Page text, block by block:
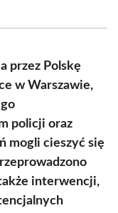
przez Polskę
w Warszawie,
policji oraz
mogli cieszyć się
interwencji,